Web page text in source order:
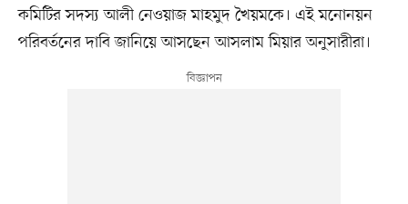
কমিটির সদস্য আলী নেওয়াজ মাহমুদ খৈয়মকে। এই মনোনয়ন
পরিবর্তনের দাবি জানিয়ে আসছেন আসলাম মিয়ার অনুসারীরা।